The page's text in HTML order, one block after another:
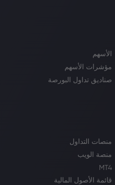
الأسهم
مؤشرات الأسهم
صناديق تداول البورصة
منصات التداول
منصة الويب
MT4
قائمة الأصول المالية